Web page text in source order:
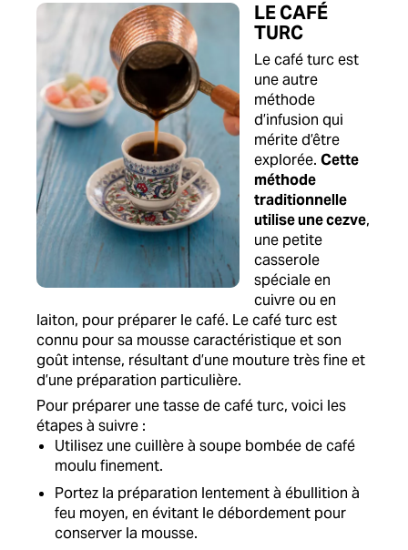
LE CAFÉ
TURC
Le café turc est
une autre
méthode
d’infusion qui
mérite d’être
explorée. Cette
méthode
traditionnelle
utilise une cezve,
une petite
casserole
spéciale en
cuivre ou en
laiton, pour préparer le café. Le café turc est
connu pour sa mousse caractéristique et son
goût intense, résultant d’une mouture très fine et
d’une préparation particulière.
Pour préparer une tasse de café turc, voici les
étapes à suivre :
Utilisez une cuillère à soupe bombée de café
moulu finement.
Portez la préparation lentement à ébullition à
feu moyen, en évitant le débordement pour
conserver la mousse.